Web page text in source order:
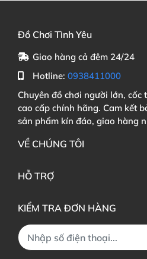
Đồ Chơi Tình Yêu
Giao hàng cả đêm 24/24
Hotline: 0938411000
Chuyên đồ chơi người lớn, cốc
cao cấp chính hãng. Cam kết
sản phẩm kín đáo, giao hàng
VỀ CHÚNG TÔI
HỖ TRỢ
KIỂM TRA ĐƠN HÀNG